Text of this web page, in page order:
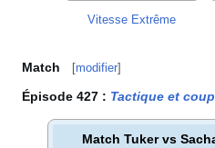
Vitesse Extrême
Match [modifier]
Épisode 427 : Tactique et
Match Tuker vs